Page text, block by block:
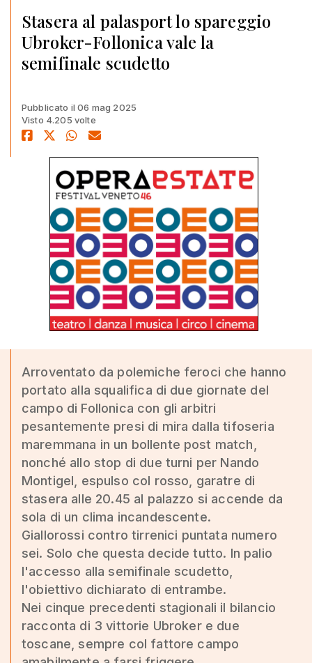
Stasera al palasport lo spareggio
Ubroker-Follonica vale la
semifinale scudetto
Pubblicato il 06 mag 2025
Visto 4.205 volte
Arroventato da polemiche feroci che hanno
portato alla squalifica di due giornate del
campo di Follonica con gli arbitri
pesantemente presi di mira dalla tifoseria
maremmana in un bollente post match,
nonché allo stop di due turni per Nando
Montigel, espulso col rosso, garatre di
stasera alle 20.45 al palazzo si accende da
sola di un clima incandescente.
Giallorossi contro tirrenici puntata numero
sei. Solo che questa decide tutto. In palio
l'accesso alla semifinale scudetto,
l'obiettivo dichiarato di entrambe.
Nei cinque precedenti stagionali il bilancio
racconta di 3 vittorie Ubroker e due
toscane, sempre col fattore campo